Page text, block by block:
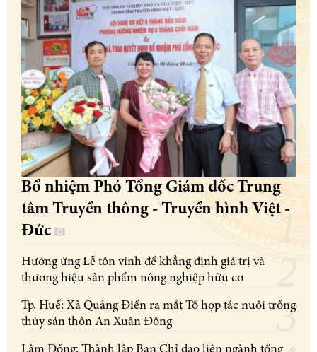
Bổ nhiệm Phó Tổng Giám đốc Trung
tâm Truyền thông - Truyền hình Việt -
Đức
Hưởng ứng Lễ tôn vinh để khẳng định giá trị và
thương hiệu sản phẩm nông nghiệp hữu cơ
Tp. Huế: Xã Quảng Điền ra mắt Tổ hợp tác nuôi trồng
thủy sản thôn An Xuân Đông